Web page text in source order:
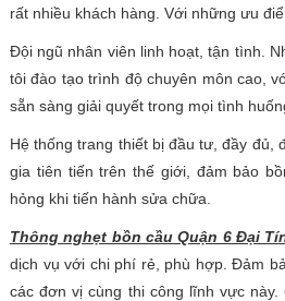
rất nhiều khách hàng. Với những ưu
Đội ngũ nhân viên linh hoạt, tận tình.
tôi đào tạo trình độ chuyên môn cao,
sẵn sàng giải quyết trong mọi tình
Hệ thống trang thiết bị đầu tư, đầy đủ,
gia tiên tiến trên thế giới, đảm bảo
hỏng khi tiến hành sửa chữa.
Thông nghẹt bồn cầu Quận 6 Đại
dịch vụ với chi phí rẻ, phù hợp. Đảm
các đơn vị cùng thi công lĩnh vực